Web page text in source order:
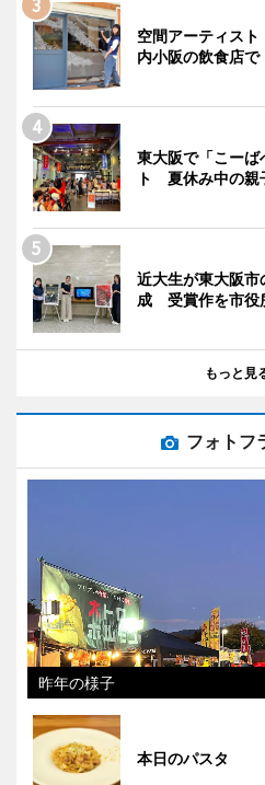
空間アーティス
内小阪の飲食店で
東大阪で「こー
ト 夏休み中の親
近大生が東大阪市
成 受賞作を市役
もっと見
フォトフ
昨年の様子
本日のパスタ